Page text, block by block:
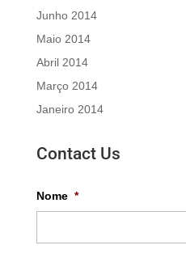
Junho 2014
Maio 2014
Abril 2014
Março 2014
Janeiro 2014
Contact Us
Nome *